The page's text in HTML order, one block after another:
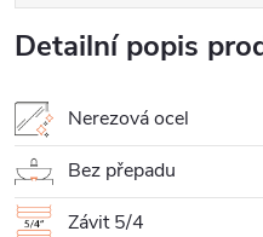
Detailní popis
Nerezová ocel
Bez přepadu
Závit 5/4